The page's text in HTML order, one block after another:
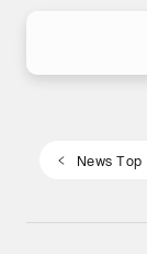
News Top